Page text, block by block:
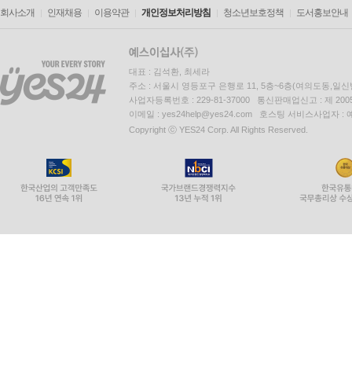
회사소개 인재채용 이용약관 개인정보처리방침 청소년보호정책 도서홍보안내
대표 : 김석환, 최세라
주소 : 서울시 영등포구 은행로 11, 5층~6층(여의도동,일신
사업자등록번호 : 229-81-37000 통신판매업신고 : 제
이메일 : yes24help@yes24.com 호스팅 서비스사업자 :
Copyright ⓒ YES24 Corp. All Rights Reserved.